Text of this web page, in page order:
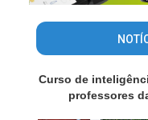
Curso de
professores